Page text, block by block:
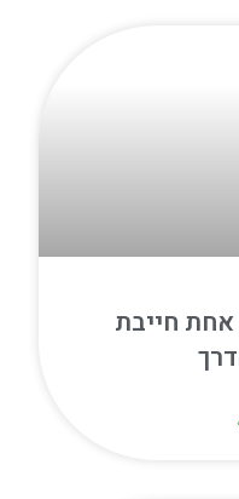
אחת חייבת